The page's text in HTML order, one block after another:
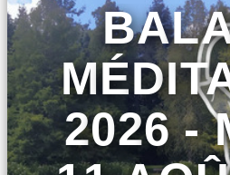
2026 -